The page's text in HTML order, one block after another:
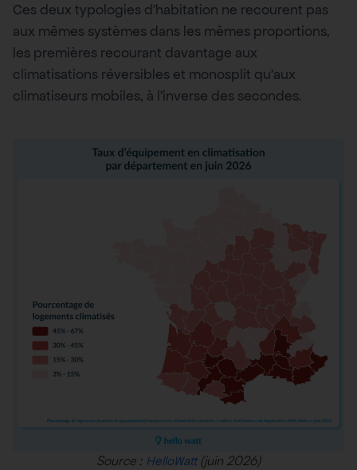
Ces deux typologies d’habitation ne recourent pas
aux mêmes systèmes dans les mêmes proportions,
les premières recourant davantage aux
climatisations réversibles et monosplit qu’aux
climatiseurs mobiles, à l’inverse des secondes.
Source : HelloWatt(juin 2026)